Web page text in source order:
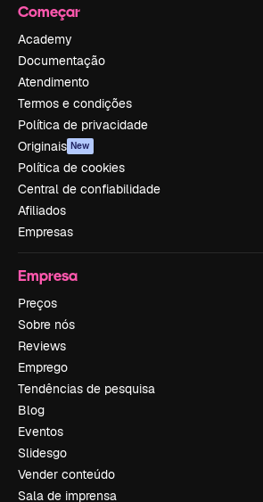
Começar
Academy
Documentação
Atendimento
Termos e condições
Política de privacidade
Originais New
Política de cookies
Central de confiabilidade
Afiliados
Empresas
Empresa
Preços
Sobre nós
Reviews
Emprego
Tendências de pesquisa
Blog
Eventos
Slidesgo
Vender conteúdo
Sala de imprensa